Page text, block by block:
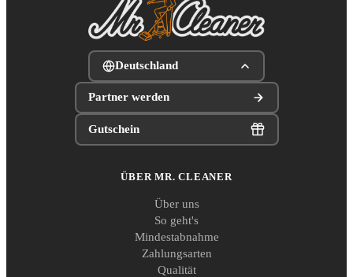
Deutschland
Partner werden
Gutschein
ÜBER MR. CLEANER
Über uns
So geht's
Mindestabnahme
Zahlungsarten
Qualität